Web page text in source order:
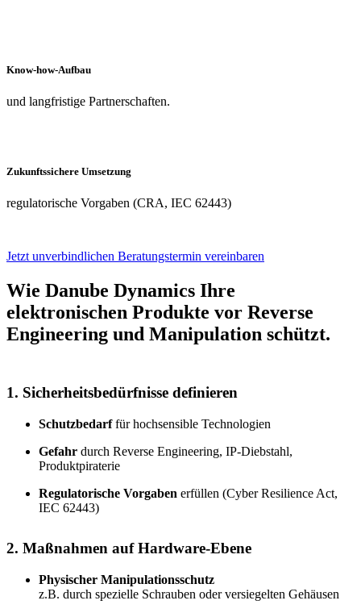
Know-how-Aufbau
und langfristige Partnerschaften.
Zukunftssichere Umsetzung
regulatorische Vorgaben (CRA, IEC 62443)
Jetzt unverbindlichen Beratungstermin vereinbaren
Wie Danube Dynamics Ihre
elektronischen Produkte vor Reverse
Engineering und Manipulation schützt.
1. Sicherheitsbedürfnisse definieren
Schutzbedarffür hochsensible Technologien
Gefahr durch Reverse Engineering, IP-Diebstahl,
Produktpiraterie
Regulatorische Vorgaben erfüllen (Cyber Resilience Act,
IEC 62443)
2. Maßnahmen auf Hardware-Ebene
Physischer Manipulationsschutz
z.B. durch spezielle Schrauben oder versiegelten Gehäusen